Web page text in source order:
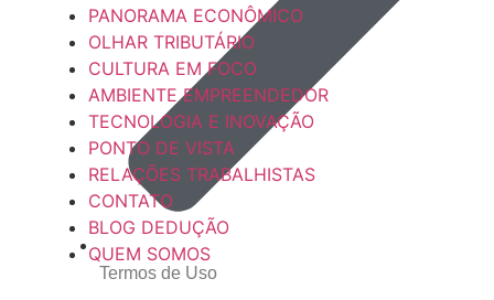
Termos de Uso
PANORAMA ECONÔMICO
OLHAR TRIBUTÁRIO
CULTURA EM FOCO
AMBIENTE EMPREENDEDOR
TECNOLOGIA E INOVAÇÃO
PONTO DE VISTA
RELAÇÕES TRABALHISTAS
CONTATO
BLOG DEDUÇÃO
QUEM SOMOS